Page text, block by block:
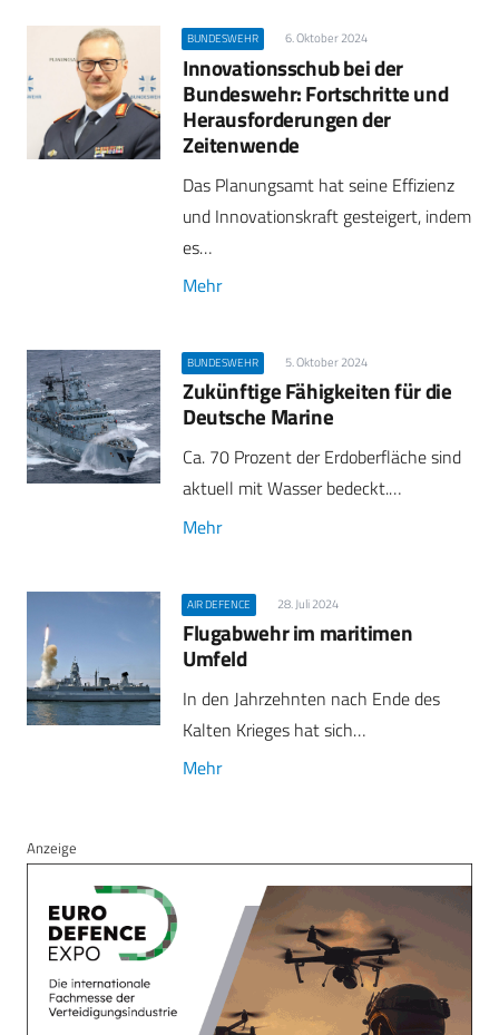
BUNDESWEHR 6. Oktober 2024
Innovationsschub bei der
Bundeswehr: Fortschritte und
Herausforderungen der
Zeitenwende
Das Planungsamt hat seine Effizienz
und Innovationskraft gesteigert, indem
es…
Mehr
BUNDESWEHR 5. Oktober 2024
Zukünftige Fähigkeiten für die
Deutsche Marine
Ca. 70 Prozent der Erdoberfläche sind
aktuell mit Wasser bedeckt.…
Mehr
AIR DEFENCE 28. Juli 2024
Flugabwehr im maritimen
Umfeld
In den Jahrzehnten nach Ende des
Kalten Krieges hat sich…
Mehr
Anzeige